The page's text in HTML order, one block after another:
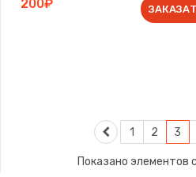
200₽
1 2 3
Показано элементов